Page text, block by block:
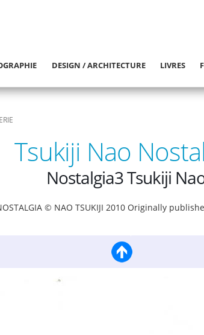
DESIGN / ARCHITECTURE LIVRES
Tsukiji Nao
Nostalgia3 Tsukiji
© NAO TSUKIJI 2010 Originally